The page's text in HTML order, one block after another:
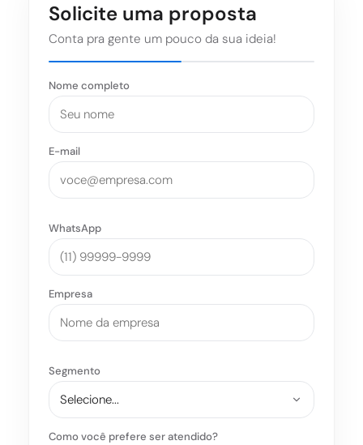
Solicite uma proposta
Conta pra gente um pouco da sua ideia!
Nome completo
E-mail
WhatsApp
Empresa
Segmento
Como você prefere ser atendido?